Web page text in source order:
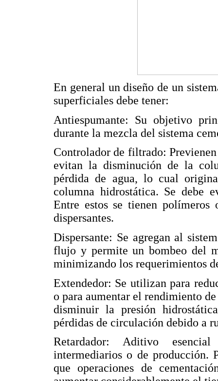
En general un diseño de un
superficiales debe tener:
Antiespumante: Su objetivo
durante la mezcla del sistema
Controlador de filtrado:
evitan la disminución de la
pérdida de agua, lo cual
columna hidrostática. Se debe
Entre estos se tienen polímeros
dispersantes.
Dispersante: Se agregan al
flujo y permite un bombeo del
minimizando los requerimientos
Extendedor: Se utilizan para
o para aumentar el rendimiento
disminuir la presión
pérdidas de circulación debido a
Retardador: Aditivo
intermediarios o de producción.
que operaciones de